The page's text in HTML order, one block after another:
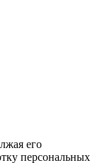
его
персональных